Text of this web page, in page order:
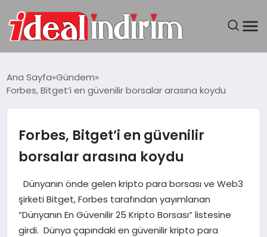
BILGISAYAR
DÜNYA
SEYAHAT
TEKNOLOJI
YAŞAM
Ana Sayfa Gündem
Forbes, Bitget’i en güvenilir borsalar arasına koydu
Forbes, Bitget’i en güvenilir
borsalar arasına koydu
Dünyanın önde gelen kripto para borsası ve Web3
şirketi Bitget, Forbes tarafından yayımlanan
“Dünyanın En Güvenilir 25 Kripto Borsası“ listesine
girdi. Dünya çapındaki en güvenilir kripto para